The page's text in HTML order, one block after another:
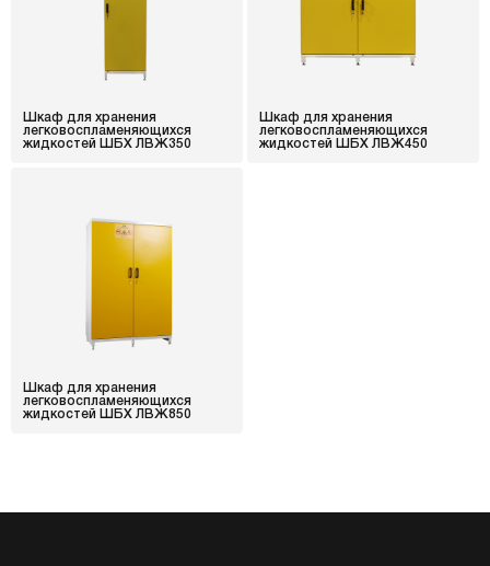
Шкаф для хранения
легковоспламеняющихся
жидкостей ШБХ ЛВЖ350
Шкаф для хранения
легковоспламеняющихся
жидкостей ШБХ ЛВЖ450
Шкаф для хранения
легковоспламеняющихся
жидкостей ШБХ ЛВЖ850